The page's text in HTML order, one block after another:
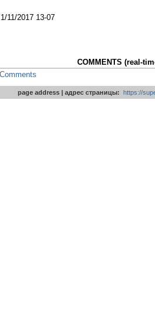
11/2017 13-07
COMMENTS (real-
page address | адрес страницы: https://